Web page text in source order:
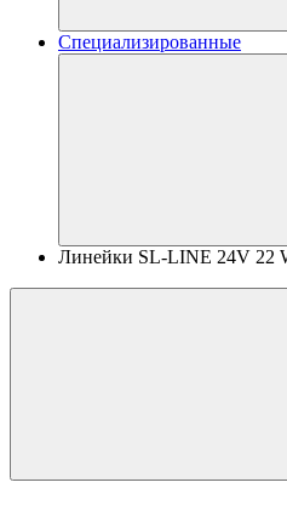
Специализированные
Линейки SL-LINE 24V 22